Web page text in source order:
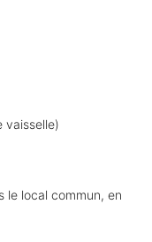
vaisselle)
le local commun, en